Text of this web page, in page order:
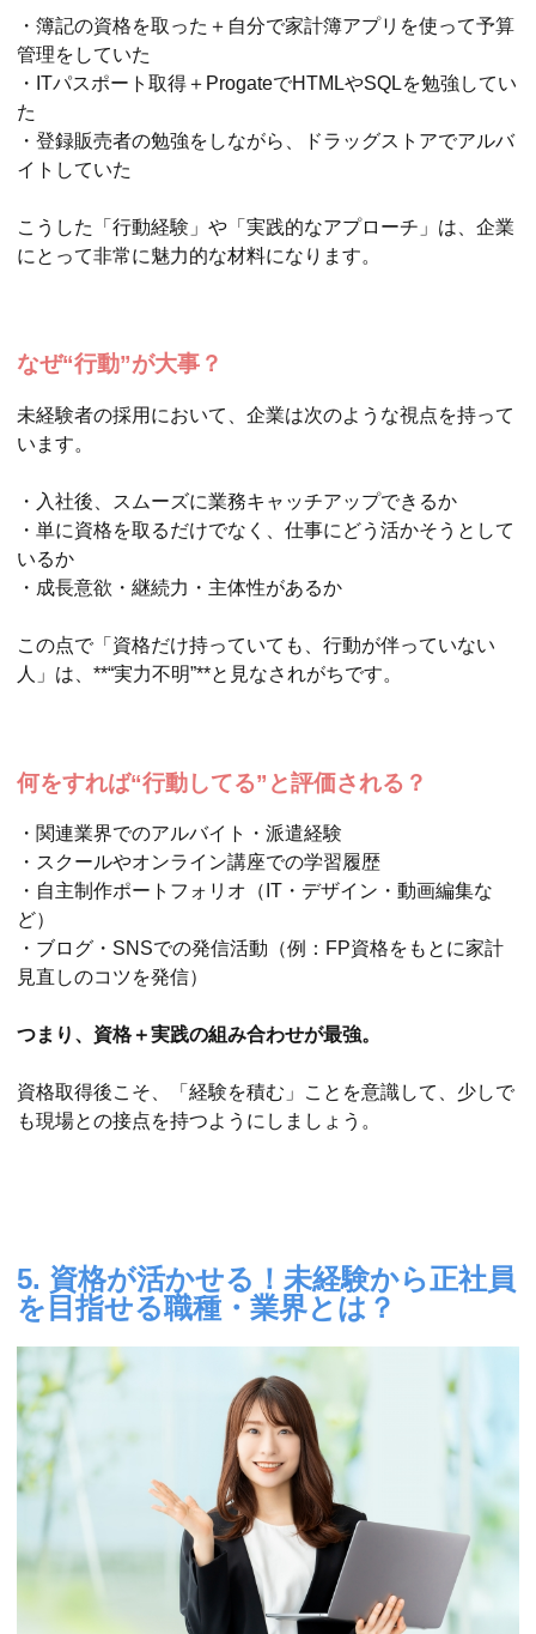
・簿記の資格を取った＋自分で家計簿アプリを使って予算
管理をしていた
・ITパスポート取得＋ProgateでHTMLやSQLを勉強してい
た
・登録販売者の勉強をしながら、ドラッグストアでアルバ
イトしていた
こうした「行動経験」や「実践的なアプローチ」は、企業
にとって非常に魅力的な材料になります。
なぜ“行動”が大事？
未経験者の採用において、企業は次のような視点を持って
います。
・入社後、スムーズに業務キャッチアップできるか
・単に資格を取るだけでなく、仕事にどう活かそうとして
いるか
・成長意欲・継続力・主体性があるか
この点で「資格だけ持っていても、行動が伴っていない
人」は、**“実力不明”**と見なされがちです。
何をすれば“行動してる”と評価される？
・関連業界でのアルバイト・派遣経験
・スクールやオンライン講座での学習履歴
・自主制作ポートフォリオ（IT・デザイン・動画編集な
ど）
・ブログ・SNSでの発信活動（例：FP資格をもとに家計
見直しのコツを発信）
つまり、資格＋実践の組み合わせが最強。
資格取得後こそ、「経験を積む」ことを意識して、少しで
も現場との接点を持つようにしましょう。
5. 資格が活かせる！未経験から正社員
を目指せる職種・業界とは？